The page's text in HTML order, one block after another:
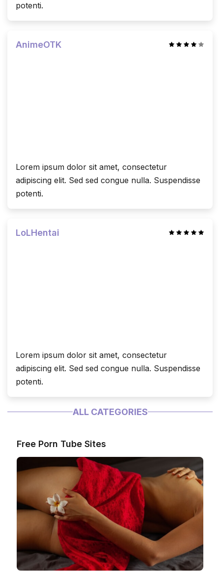
potenti.
AnimeOTK
Lorem ipsum dolor sit amet, consectetur
adipiscing elit. Sed sed congue nulla. Suspendisse
potenti.
LoLHentai
Lorem ipsum dolor sit amet, consectetur
adipiscing elit. Sed sed congue nulla. Suspendisse
potenti.
ALL CATEGORIES
Free Porn Tube Sites